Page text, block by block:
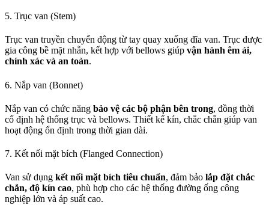
5. Trục van (Stem)
Trục van truyền chuyển động từ tay quay xuống đĩa van. Trục được
gia công bề mặt nhẵn, kết hợp với bellows giúp vận hành êm ái,
chính xác và an toàn.
6. Nắp van (Bonnet)
Nắp van có chức năng bảo vệ các bộ phận bên trong, đồng thời
cố định hệ thống trục và bellows. Thiết kế kín, chắc chắn giúp van
hoạt động ổn định trong thời gian dài.
7. Kết nối mặt bích (Flanged Connection)
Van sử dụng kết nối mặt bích tiêu chuẩn, đảm bảo lắp đặt chắc
chắn, độ kín cao, phù hợp cho các hệ thống đường ống công
nghiệp lớn và áp suất cao.